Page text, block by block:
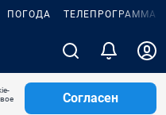
ПОГОДА ТЕЛЕПРОГРАММА
Согласен